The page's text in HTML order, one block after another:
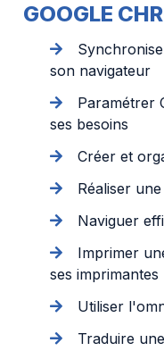
GOOGLE
son navigateur
Paramétrer
ses besoins
Créer et
Réaliser
Naviguer
Imprimer
ses imprimantes
Utiliser
Traduire